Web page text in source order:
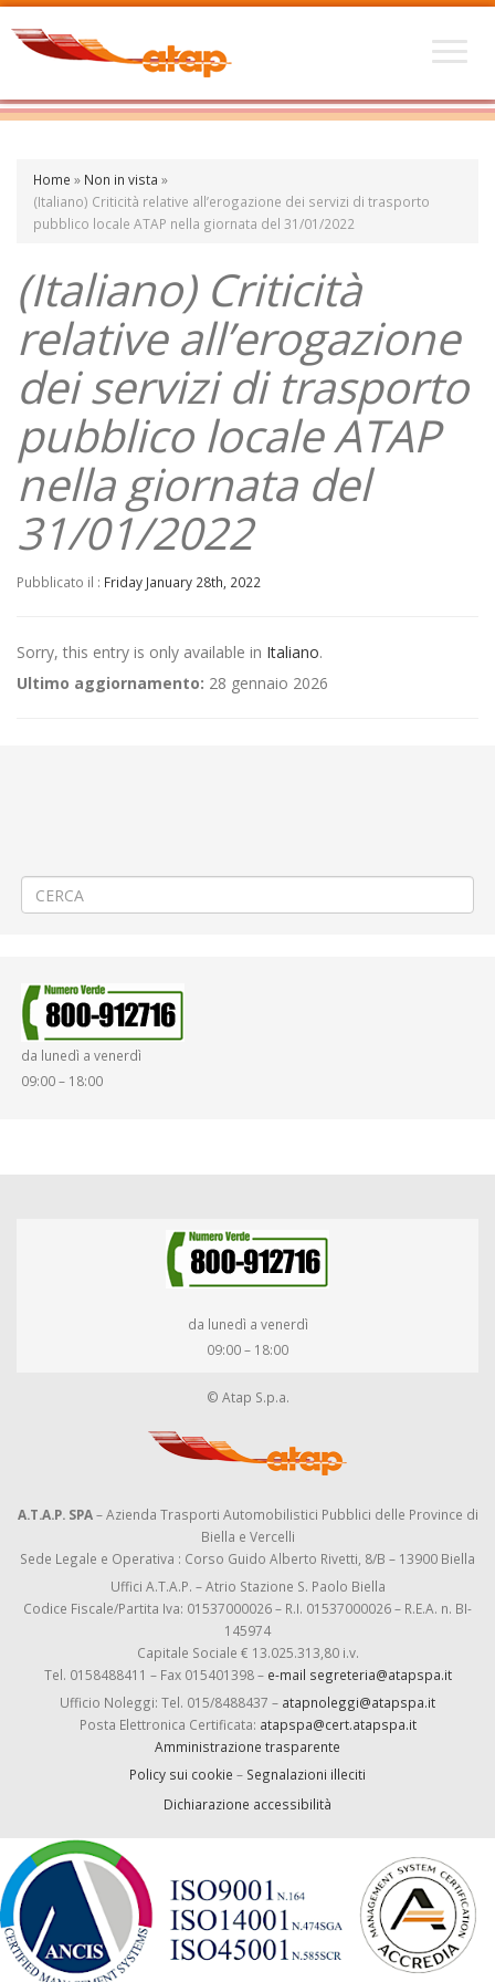
Home » Non in vista »
(Italiano) Criticità relative all’erogazione dei servizi di trasporto
pubblico locale ATAP nella giornata del 31/01/2022
(Italiano) Criticità
relative all’erogazione
dei servizi di trasporto
pubblico locale ATAP
nella giornata del
31/01/2022
Pubblicato il : Friday January 28th, 2022
Sorry, this entry is only available in Italiano.
Ultimo aggiornamento: 28 gennaio 2026
da lunedì a venerdì
09:00 – 18:00
da lunedì a venerdì
09:00 – 18:00
© Atap S.p.a.
A.T.A.P. SPA– Azienda Trasporti Automobilistici Pubblici delle Province di
Biella e Vercelli
Sede Legale e Operativa : Corso Guido Alberto Rivetti, 8/B – 13900 Biella
Uffici A.T.A.P. – Atrio Stazione S. Paolo Biella
Codice Fiscale/Partita Iva: 01537000026 – R.I. 01537000026 – R.E.A. n. BI-
145974
Capitale Sociale € 13.025.313,80 i.v.
Tel. 0158488411 – Fax 015401398 – e-mail segreteria@atapspa.it
Ufficio Noleggi: Tel. 015/8488437 – atapnoleggi@atapspa.it
Posta Elettronica Certificata: atapspa@cert.atapspa.it
Amministrazione trasparente
Policy sui cookie – Segnalazioni illeciti
Dichiarazione accessibilità